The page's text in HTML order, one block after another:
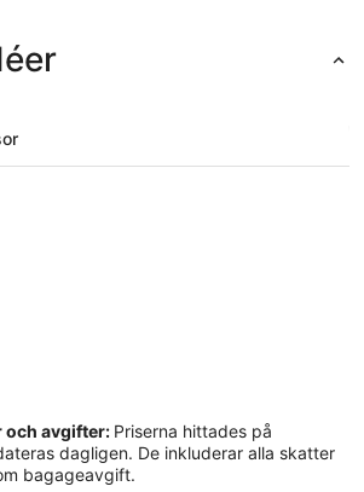
och avgifter: Priserna hittades på
dagligen. De inkluderar alla skatter
bagageavgift.